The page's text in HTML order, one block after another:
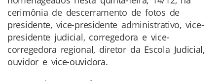
cerimônia de descerramento de fotos de
presidente, vice-presidente administrativo, vice-
presidente judicial, corregedora e vice-
corregedora regional, diretor da Escola Judicial,
ouvidor e vice-ouvidora.